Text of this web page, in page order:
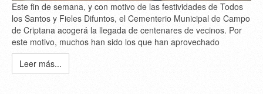
Este fin de semana, y con motivo de las festividades de Todos
los Santos y Fieles Difuntos, el Cementerio Municipal de Campo
de Criptana acogerá la llegada de centenares de vecinos. Por
este motivo, muchos han sido los que han aprovechado
Leer más...